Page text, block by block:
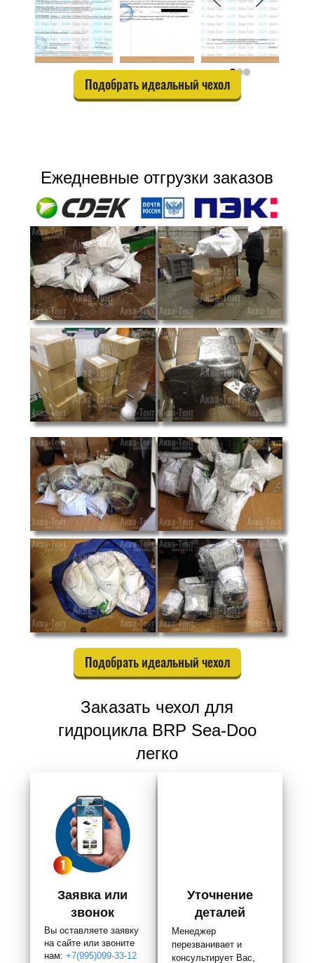
Подобрать идеальный чехол
Ежедневные отгрузки заказов
Подобрать идеальный чехол
Заказать чехол для
гидроцикла BRP Sea-Doo
легко
Заявка или
звонок
Вы оставляете заявку
на сайте или звоните
нам:+7(995)099-33-12
Уточнение
деталей
Менеджер
перезванивает и
консультирует Вас,